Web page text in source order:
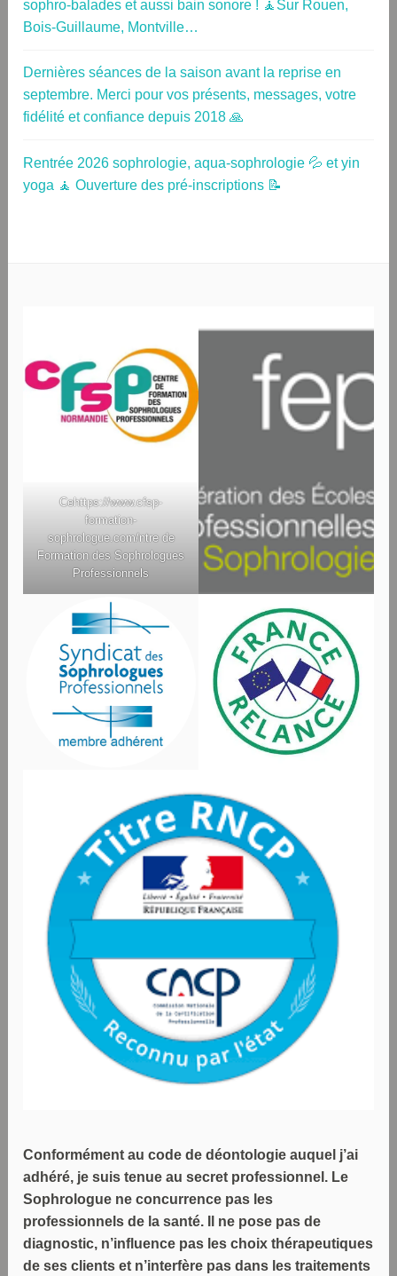
sophro-balades et aussi bain sonore ! 🧘Sur Rouen,
Bois-Guillaume, Montville…
Dernières séances de la saison avant la reprise en
septembre. Merci pour vos présents, messages, votre
fidélité et confiance depuis 2018 🙏
Rentrée 2026 sophrologie, aqua-sophrologie 💦 et yin
yoga 🧘 Ouverture des pré-inscriptions 📝
Cehttps://www.cfsp-
formation-
sophrologue.com/ntre de
Formation des Sophrologues
Professionnels
Conformément au code de déontologie auquel j’ai
adhéré, je suis tenue au secret professionnel. Le
Sophrologue ne concurrence pas les
professionnels de la santé. Il ne pose pas de
diagnostic, n’influence pas les choix thérapeutiques
de ses clients et n’interfère pas dans les traitements